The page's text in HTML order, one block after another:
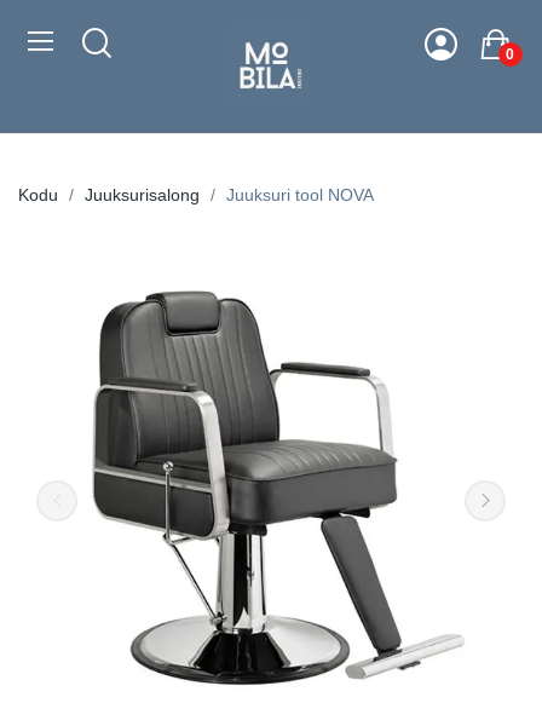
0
Kodu Juuksurisalong Juuksuri tool NOVA